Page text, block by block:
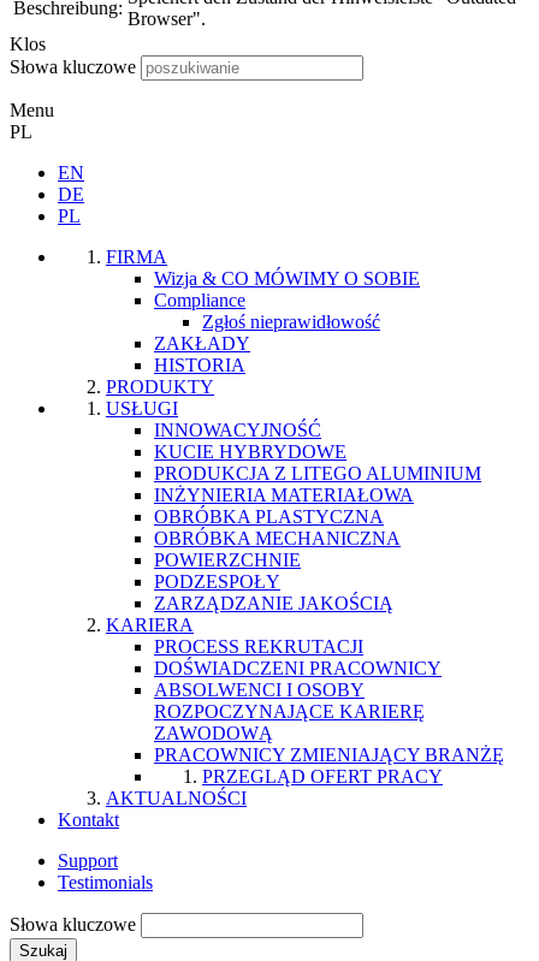
Beschreibung:
Browser".
Klos
Słowa kluczowe
Menu
PL
EN
DE
PL
FIRMA
Wizja & CO MÓWIMY O SOBIE
Compliance
Zgłoś nieprawidłowość
ZAKŁADY
HISTORIA
PRODUKTY
USŁUGI
INNOWACYJNOŚĆ
KUCIE HYBRYDOWE
PRODUKCJA Z LITEGO ALUMINIUM
INŻYNIERIA MATERIAŁOWA
OBRÓBKA PLASTYCZNA
OBRÓBKA MECHANICZNA
POWIERZCHNIE
PODZESPOŁY
ZARZĄDZANIE JAKOŚCIĄ
KARIERA
PROCESS REKRUTACJI
DOŚWIADCZENI PRACOWNICY
ABSOLWENCI I OSOBY
ROZPOCZYNAJĄCE KARIERĘ
ZAWODOWĄ
PRACOWNICY ZMIENIAJĄCY BRANŻĘ
PRZEGLĄD OFERT PRACY
AKTUALNOŚCI
Kontakt
Support
Testimonials
Słowa kluczowe
Szukaj